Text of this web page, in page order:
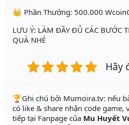
👑 Phần Thưởng: 500.000
LƯU Ý: LÀM ĐẦY ĐỦ CÁC BƯỚC
QUÀ NHÉ
Hãy
️🏆Ghi chú bởi Mumoira.tv: nếu
có like & share nhận code
tiếp tại Fanpage của Mu Huyết